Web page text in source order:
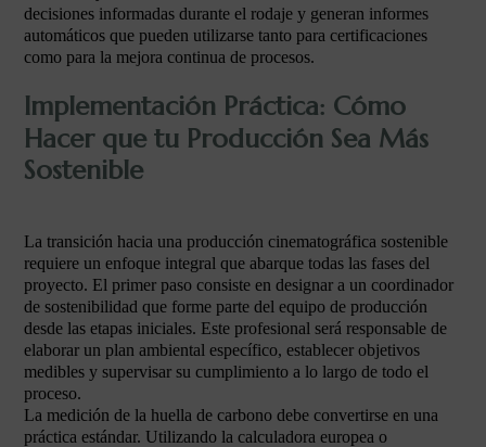
decisiones informadas durante el rodaje y generan informes
automáticos que pueden utilizarse tanto para certificaciones
como para la mejora continua de procesos.
Implementación Práctica: Cómo
Hacer que tu Producción Sea Más
Sostenible
La transición hacia una producción cinematográfica sostenible
requiere un enfoque integral que abarque todas las fases del
proyecto. El primer paso consiste en designar a un coordinador
de sostenibilidad que forme parte del equipo de producción
desde las etapas iniciales. Este profesional será responsable de
elaborar un plan ambiental específico, establecer objetivos
medibles y supervisar su cumplimiento a lo largo de todo el
proceso.
La medición de la huella de carbono debe convertirse en una
práctica estándar. Utilizando la calculadora europea o